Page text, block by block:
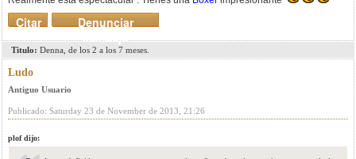
Denunciar
mensaje
Citar
Titulo: Denna, de los 2 a los 7 meses.
Ludo
Antiguo Usuario
Publicado: Saturday 23 de November de 2013, 21:26
plof dijo: